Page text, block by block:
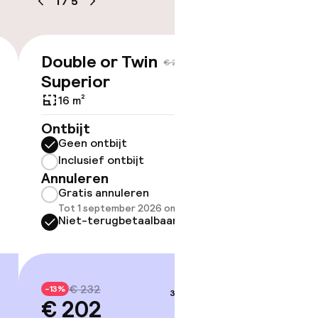
€ 232
Double or Twin
Superior
16 m²
Ontbijt
Geen ontbijt
Inclusief ontbijt
Annuleren
Gratis annuleren
Tot 1 september 2026 om 21:59
Niet-terugbetaalbaar
-13% € 232
€ 202
3–4 sep.